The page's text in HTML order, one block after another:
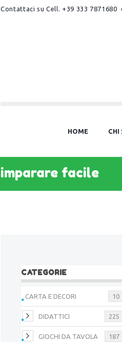
Contattaci su Cell. +39 333
HOME CHI
imparare facile
CATEGORIE
CARTA E DECORI 10
DIDATTICI 225
GIOCHI DA TAVOLA 187